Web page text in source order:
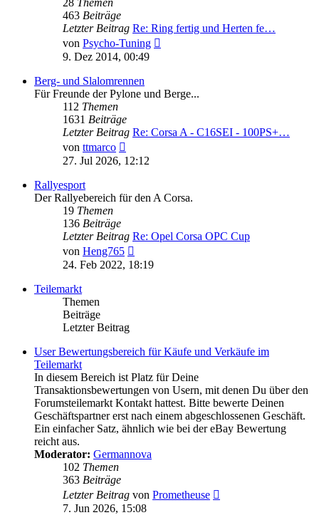
28 Themen
463 Beiträge
Letzter Beitrag Re: Ring fertig und Herten fe…
von Psycho-Tuning
9. Dez 2014, 00:49
Berg- und Slalomrennen
Für Freunde der Pylone und Berge...
112 Themen
1631 Beiträge
Letzter Beitrag Re: Corsa A - C16SEI - 100PS+…
von ttmarco
Beitrag
27. Jul 2026, 12:12
Rallyesport
Der Rallyebereich für den A Corsa.
19 Themen
136 Beiträge
Letzter Beitrag Re: Opel Corsa OPC Cup
von Heng765
Beitrag
24. Feb 2022, 18:19
Teilemarkt
Themen
Beiträge
Letzter Beitrag
User Bewertungsbereich für Käufe und Verkäufe im
Teilemarkt
In diesem Bereich ist Platz für Deine
Transaktionsbewertungen von Usern, mit denen Du über den
Forumsteilemarkt Kontakt hattest. Bitte bewerte Deinen
Geschäftspartner erst nach einem abgeschlossenen Geschäft.
Ein einfacher Satz, ähnlich wie bei der eBay Bewertung
reicht aus.
Moderator: Germannova
102 Themen
363 Beiträge
Letzter Beitrag von Prometheuse
7. Jun 2026, 15:08